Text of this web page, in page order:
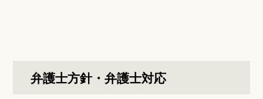
弁護士方針・弁護士対応